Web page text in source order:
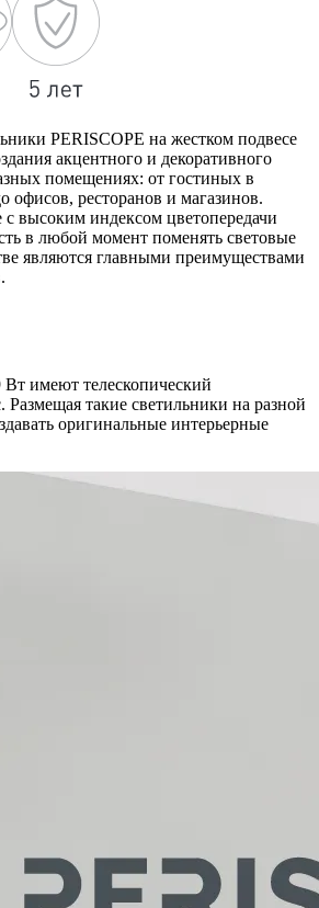
PERISCOPE на жестком подвесе
акцентного и декоративного
помещениях: от гостиных в
офисов, ресторанов и магазинов.
высоким индексом цветопередачи
в любой момент поменять световые
являются главными преимуществами
имеют телескопический
Размещая такие светильники на разной
оригинальные интерьерные